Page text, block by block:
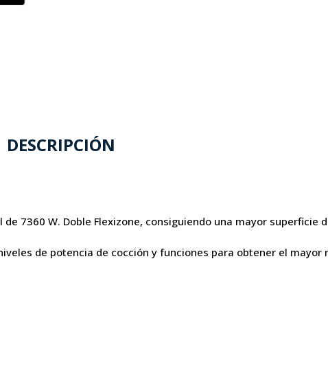
DESCRIPCIÓN
7360 W. Doble Flexizone, consiguiendo una mayor superficie
de potencia de cocción y funciones para obtener el mayor